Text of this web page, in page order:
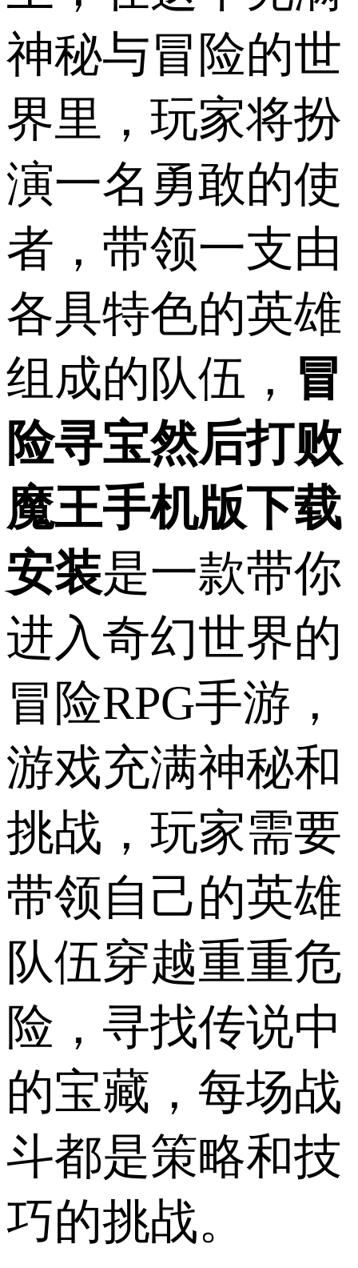
神秘与冒险的世
界里，玩家将扮
演一名勇敢的使
者，带领一支由
各具特色的英雄
组成的队伍， 冒
险寻宝然后打败
魔王手机版下载
安装是一款带你
进入奇幻世界的
冒险RPG手游，
游戏充满神秘和
挑战，玩家需要
带领自己的英雄
队伍穿越重重危
险，寻找传说中
的宝藏，每场战
斗都是策略和技
巧的挑战。